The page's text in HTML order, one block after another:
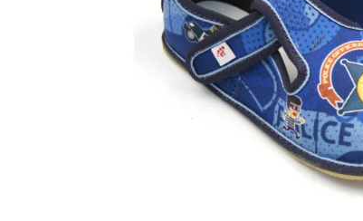
DENÍK MALÝ - ALBUM
BAVLNĚNÉ
35 Kč